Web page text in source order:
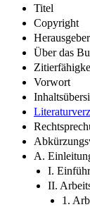
Titel
Copyright
Über das
Vorwort
A.
I.
II.
1.